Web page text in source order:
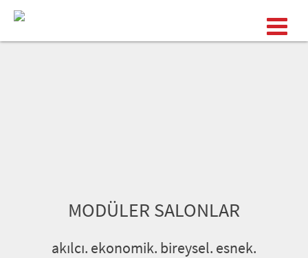
MODÜLER SALONLAR
akılcı. ekonomik. bireysel. esnek.